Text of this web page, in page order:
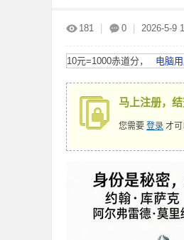
181 0 2026-5-9
10元=1000赤道分， 电脑
马上注册，
您需要 登录 才可